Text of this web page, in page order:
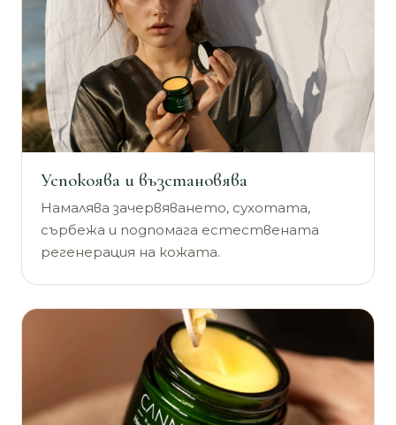
Успокоява и възстановява
Намалява зачервяването, сухотата,
сърбежа и подпомага естествената
регенерация на кожата.